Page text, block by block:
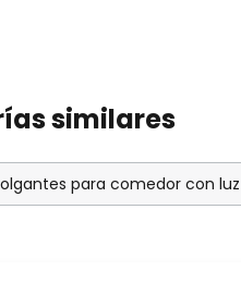
similares
para comedor con